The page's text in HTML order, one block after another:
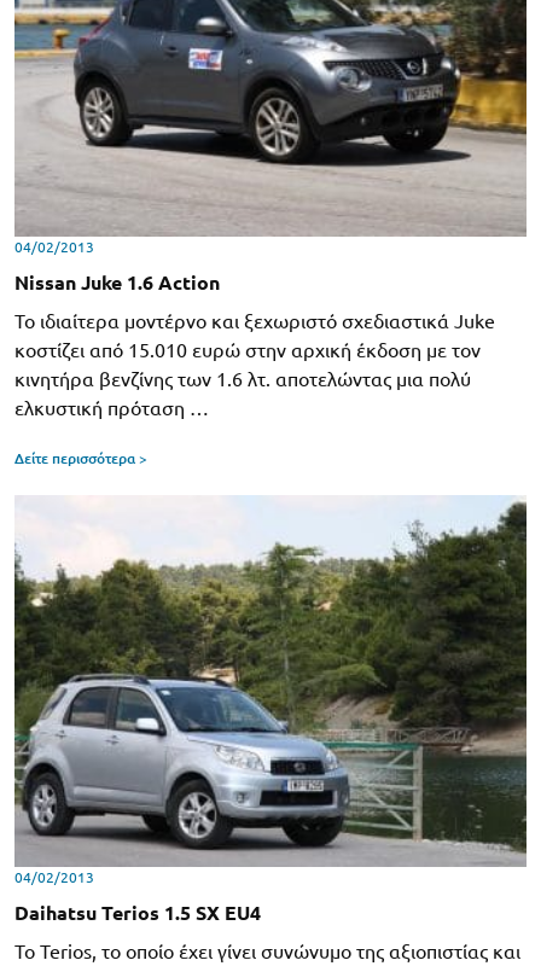
04/02/2013
Nissan Juke 1.6 Action
Το ιδιαίτερα μοντέρνο και ξεχωριστό σχεδιαστικά Juke
κοστίζει από 15.010 ευρώ στην αρχική έκδοση με τον
κινητήρα βενζίνης των 1.6 λτ. αποτελώντας μια πολύ
ελκυστική πρόταση …
Δείτε περισσότερα >
04/02/2013
Daihatsu Terios 1.5 SX EU4
Το Terios, το οποίο έχει γίνει συνώνυμο της αξιοπιστίας και